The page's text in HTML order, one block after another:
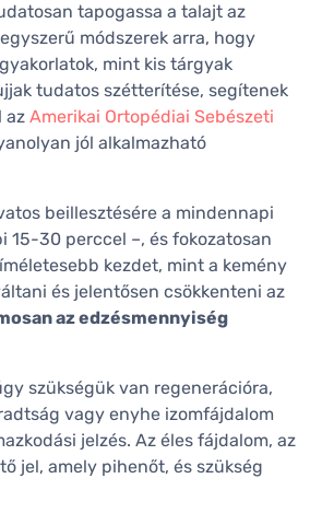
tapogassa a talajt az
módszerek arra, hogy
mint kis tárgyak
tudatos szétterítése, segítenek
az Amerikai Ortopédiai Sebészeti
jól alkalmazható
beillesztésére a mindennapi
15-30 perccel –, és fokozatosan
kezdet, mint a kemény
és jelentősen csökkenteni az
az edzésmennyiség
szükségük van regenerációra,
vagy enyhe izomfájdalom
jelzés. Az éles fájdalom, az
jel, amely pihenőt, és szükség